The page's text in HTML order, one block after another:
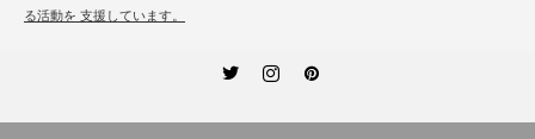
る活動を 支援しています。